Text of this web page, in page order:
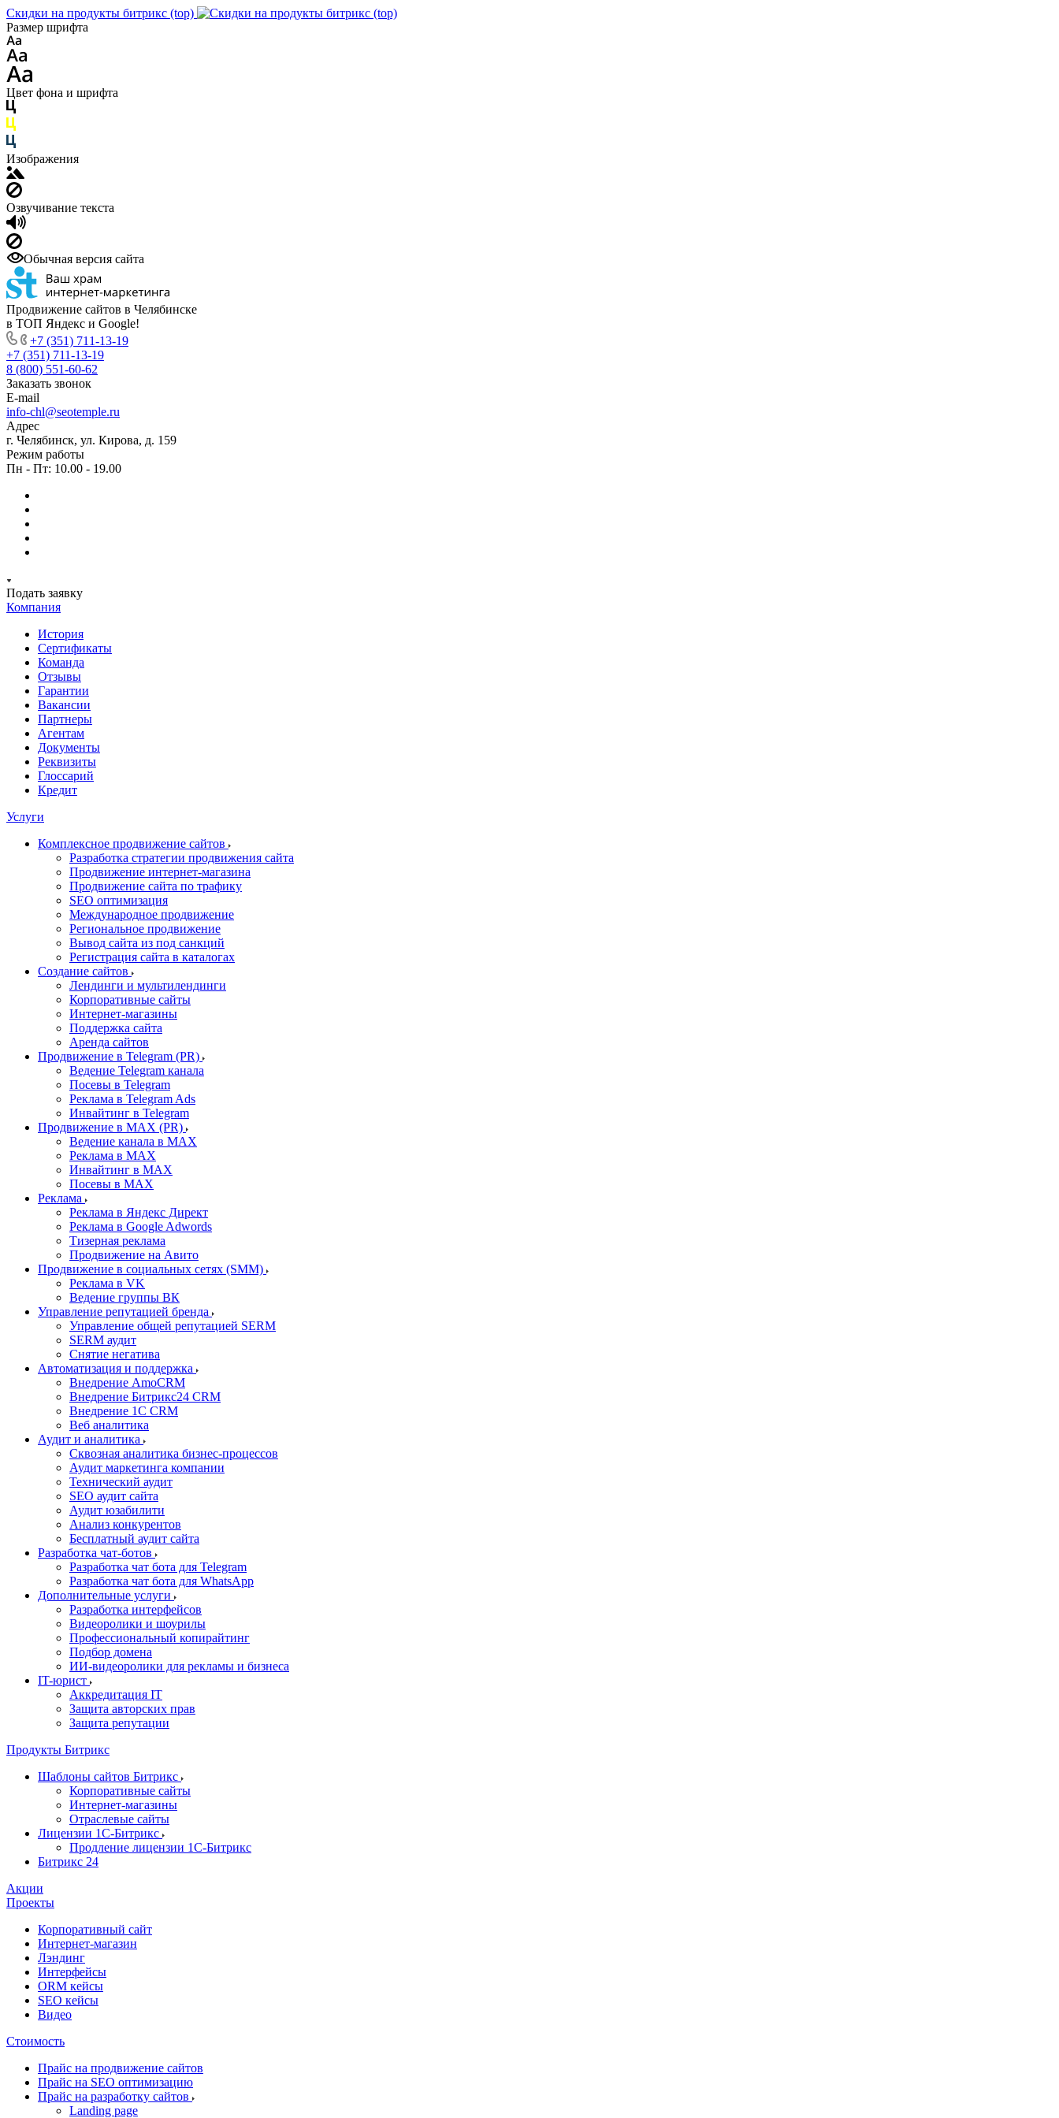
Скидки на продукты битрикс (top)
Размер шрифта
Цвет фона и шрифта
Изображения
Озвучивание текста
Обычная версия сайта
Продвижение сайтов в Челябинске
в ТОП Яндекс и Google!
+7 (351) 711-13-19
+7 (351) 711-13-19
8 (800) 551-60-62
Заказать звонок
E-mail
info-chl@seotemple.ru
Адрес
г. Челябинск, ул. Кирова, д. 159
Режим работы
Пн - Пт: 10.00 - 19.00
Подать заявку
Компания
История
Сертификаты
Команда
Отзывы
Гарантии
Вакансии
Партнеры
Агентам
Документы
Реквизиты
Глоссарий
Кредит
Услуги
Комплексное продвижение сайтов
Разработка стратегии продвижения сайта
Продвижение интернет-магазина
Продвижение сайта по трафику
SEO оптимизация
Международное продвижение
Региональное продвижение
Вывод сайта из под санкций
Регистрация сайта в каталогах
Создание сайтов
Лендинги и мультилендинги
Корпоративные сайты
Интернет-магазины
Поддержка сайта
Аренда сайтов
Продвижение в Telegram (PR)
Ведение Telegram канала
Посевы в Telegram
Реклама в Telegram Ads
Инвайтинг в Telegram
Продвижение в MAX (PR)
Ведение канала в MAX
Реклама в MAX
Инвайтинг в MAX
Посевы в MAX
Реклама
Реклама в Яндекс Директ
Реклама в Google Adwords
Тизерная реклама
Продвижение на Авито
Продвижение в социальных сетях (SMM)
Реклама в VK
Ведение группы ВК
Управление репутацией бренда
Управление общей репутацией SERM
SERM аудит
Снятие негатива
Автоматизация и поддержка
Внедрение AmoCRM
Внедрение Битрикс24 CRM
Внедрение 1C CRM
Веб аналитика
Аудит и аналитика
Сквозная аналитика бизнес-процессов
Аудит маркетинга компании
Технический аудит
SEO аудит сайта
Аудит юзабилити
Анализ конкурентов
Бесплатный аудит сайта
Разработка чат-ботов
Разработка чат бота для Telegram
Разработка чат бота для WhatsApp
Дополнительные услуги
Разработка интерфейсов
Видеоролики и шоурилы
Профессиональный копирайтинг
Подбор домена
ИИ-видеоролики для рекламы и бизнеса
IT-юрист
Аккредитация IT
Защита авторских прав
Защита репутации
Продукты Битрикс
Шаблоны сайтов Битрикс
Корпоративные сайты
Интернет-магазины
Отраслевые сайты
Лицензии 1С-Битрикс
Продление лицензии 1С-Битрикс
Битрикс 24
Акции
Проекты
Корпоративный сайт
Интернет-магазин
Лэндинг
Интерфейсы
ORM кейсы
SEO кейсы
Видео
Стоимость
Прайс на продвижение сайтов
Прайс на SEO оптимизацию
Прайс на разработку сайтов
Landing page